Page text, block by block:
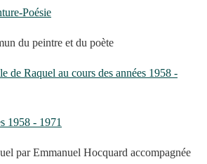
Poésie
du peintre et du poète
de Raquel au cours des années 1958 -
1958 - 1971
par Emmanuel Hocquard accompagnée